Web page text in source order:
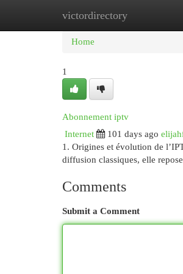
victordirectory
Home New Site Listings
Home
1
Abonnement iptv
Internet
101 days ago
1. Origines et évolution de
diffusion classiques, elle
Comments
Submit a Comment